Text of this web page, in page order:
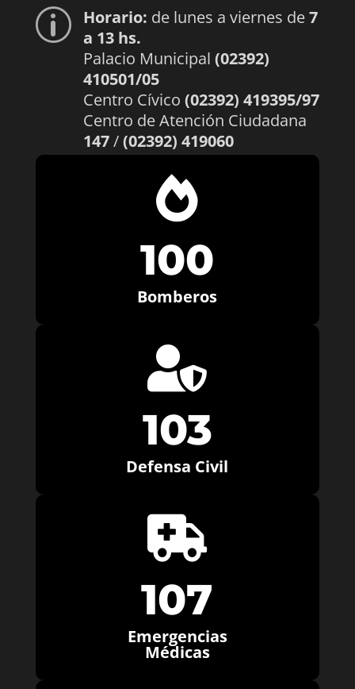
p Horario: de lunes a viernes de7
a 13 hs.
Palacio Municipal (02392)
410501/05
Centro Cívico (02392) 419395/97
Centro de Atención Ciudadana
147/(02392) 419060

100
Bomberos

103
Defensa Civil

107
Emergencias
Médicas